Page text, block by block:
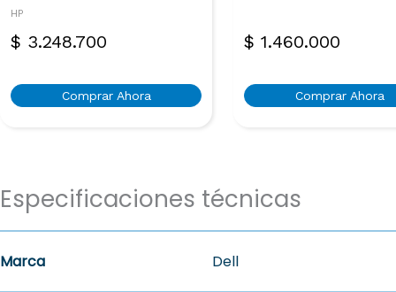
Windows 11 Home – Plateado
Natural
HP
$ 3.248.700
Comprar Ahora
$ 1.460.000
Comprar Ahora
Especificaciones técnicas
Marca Dell